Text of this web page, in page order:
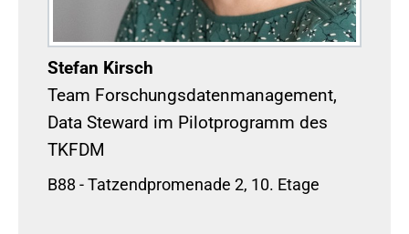
Stefan Kirsch
Team Forschungsdatenmanagement,
Data Steward im Pilotprogramm des
TKFDM
B88 - Tatzendpromenade 2, 10. Etage